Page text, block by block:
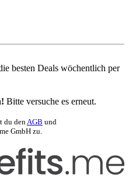
besten Deals wöchentlich per
Bitte versuche es erneut.
du denAGB und
GmbH zu.